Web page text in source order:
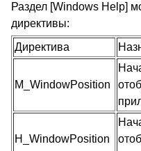
Раздел [Windows Help]
директивы:
Директива
M_WindowPosition
H_WindowPosition